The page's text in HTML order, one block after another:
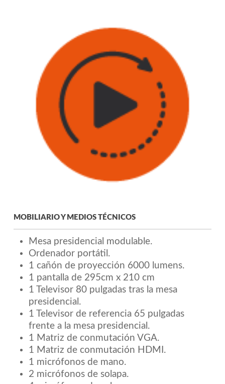
MOBILIARIO Y MEDIOS TÉCNICOS
Mesa presidencial modulable.
Ordenador portátil.
1 cañón de proyección 6000 lumens.
1 pantalla de 295cm x 210 cm
1 Televisor 80 pulgadas tras la mesa
presidencial.
1 Televisor de referencia 65 pulgadas
frente a la mesa presidencial.
1 Matriz de conmutación VGA.
1 Matriz de conmutación HDMI.
1 micrófonos de mano.
2 micrófonos de solapa.